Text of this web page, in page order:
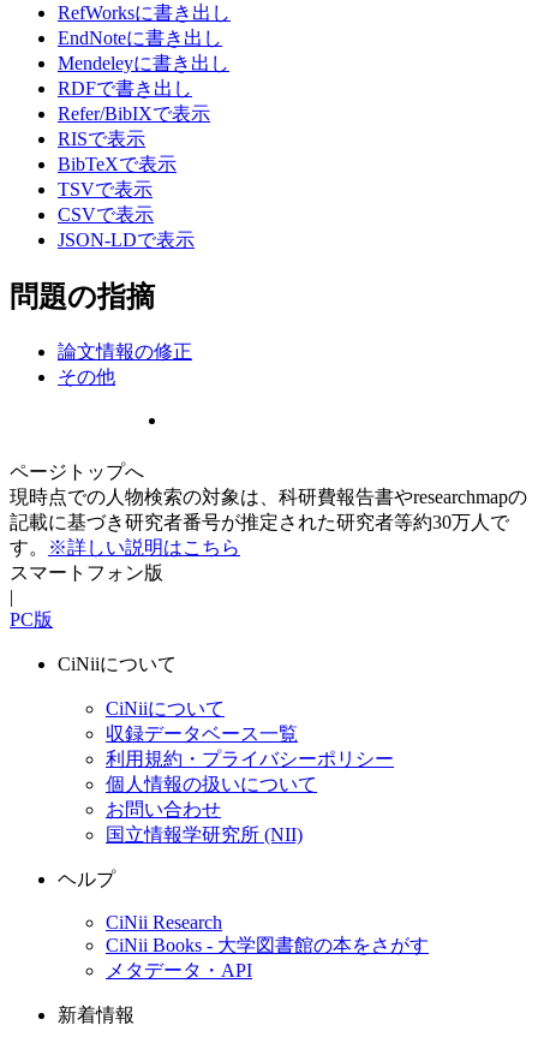
RefWorksに書き出し
EndNoteに書き出し
Mendeleyに書き出し
RDFで書き出し
Refer/BibIXで表示
RISで表示
BibTeXで表示
TSVで表示
CSVで表示
JSON-LDで表示
問題の指摘
論文情報の修正
その他
ページトップへ
現時点での人物検索の対象は、科研費報告書やresearchmapの
記載に基づき研究者番号が推定された研究者等約30万人で
す。
※詳しい説明はこちら
スマートフォン版
|
PC版
CiNiiについて
CiNiiについて
収録データベース一覧
利用規約・プライバシーポリシー
個人情報の扱いについて
お問い合わせ
国立情報学研究所 (NII)
ヘルプ
CiNii Research
CiNii Books - 大学図書館の本をさがす
メタデータ・API
新着情報